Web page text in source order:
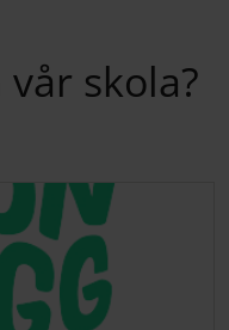
skola?